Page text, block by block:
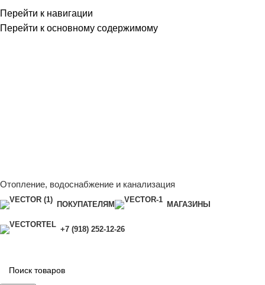
Перейти к навигации
Перейти к основному содержимому
Отопление, водоснабжение и канализация
ПОКУПАТЕЛЯМ МАГАЗИНЫ
+7 (918) 252-12-26